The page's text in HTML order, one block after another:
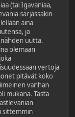
(tai Igavaniaa,
sarjassakin
aina
ja
uutta.
olemaan
vertoja
pitävät koko
vanhan
mukana. Tästä
sittemmin